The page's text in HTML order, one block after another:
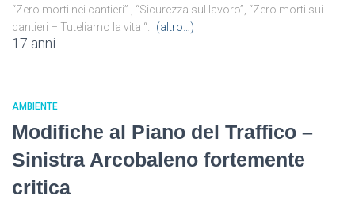
“Zero morti nei cantieri” , “Sicurezza sul lavoro”, “Zero morti sui
cantieri – Tuteliamo la vita “.
(altro…)
17 anni
AMBIENTE
Modifiche al Piano del Traffico –
Sinistra Arcobaleno fortemente
critica